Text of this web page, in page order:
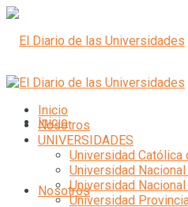
Inicio
Nosotros
Inicio
Nosotros
UNIVERSIDADES
Universidad Católica
Universidad
Universidad
Universidad